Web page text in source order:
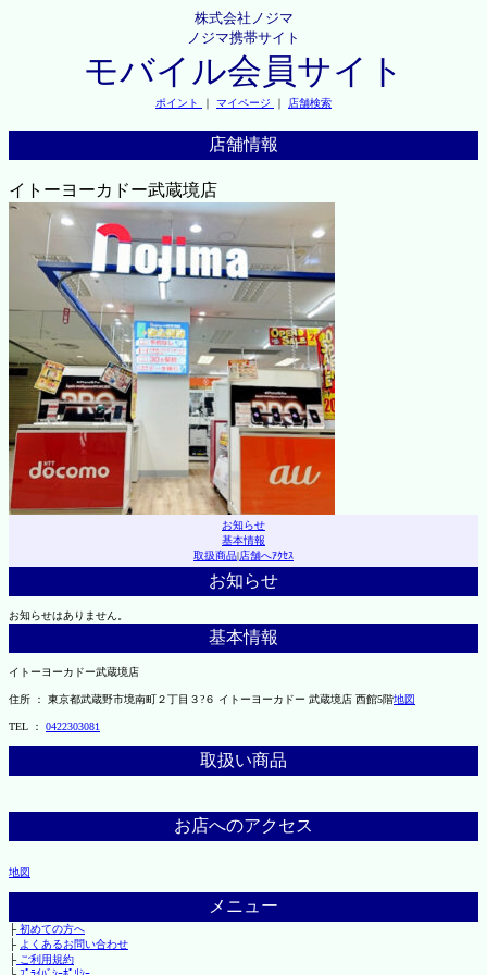
株式会社ノジマ
ノジマ携帯サイト
モバイル会員サイト
ポイント ｜ マイページ ｜ 店舗検索
店舗情報
イトーヨーカドー武蔵境店
お知らせ
基本情報
取扱商品|店舗へｱｸｾｽ
お知らせ
お知らせはありません。
基本情報
イトーヨーカドー武蔵境店
住所 ： 東京都武蔵野市境南町２丁目３?６ イトーヨーカドー 武蔵境店 西館5階地図
TEL ： 0422303081
取扱い商品
お店へのアクセス
地図
メニュー
├初めての方へ
├ よくあるお問い合わせ
├ご利用規約